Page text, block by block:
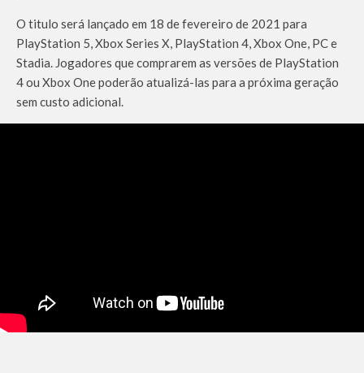
O titulo será lançado em 18 de fevereiro de 2021 para
PlayStation 5, Xbox Series X, PlayStation 4, Xbox One, PC e
Stadia. Jogadores que comprarem as versões de PlayStation
4 ou Xbox One poderão atualizá-las para a próxima geração
sem custo adicional.